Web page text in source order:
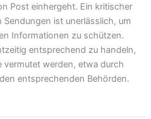
Post einhergeht. Ein kritischer
ist unerlässlich, um
Informationen zu schützen.
entsprechend zu handeln,
vermutet werden, etwa durch
entsprechenden Behörden.